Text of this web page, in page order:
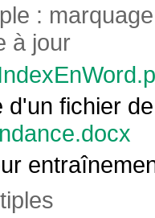
:
à jour
d'un fichier